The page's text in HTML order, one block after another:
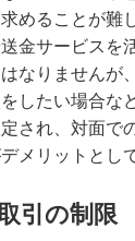
めることが難
金サービスを
なりませんが
したい場合な
され、対面で
メリットとし
引の制限